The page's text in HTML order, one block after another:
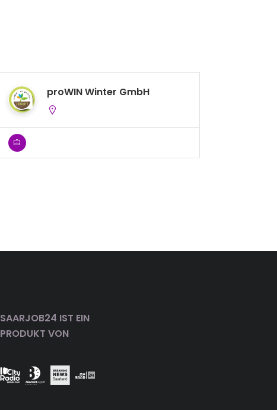
proWIN Winter GmbH
SAARJOB24 IST EIN
PRODUKT VON